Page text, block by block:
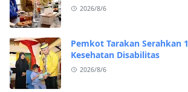
2026/8/6
Pemkot Tarakan Serahkan
Kesehatan Disabilitas
2026/8/6